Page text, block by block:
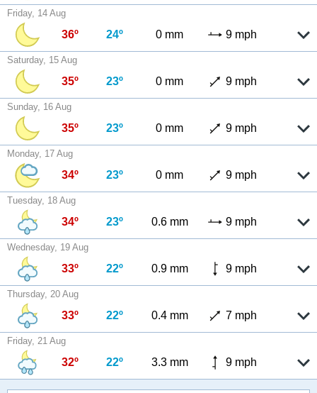
Friday, 14 Aug
36º 24º 0 mm 9 mph
Saturday, 15 Aug
35º 23º 0 mm 9 mph
Sunday, 16 Aug
35º 23º 0 mm 9 mph
Monday, 17 Aug
34º 23º 0 mm 9 mph
Tuesday, 18 Aug
34º 23º 0.6 mm 9 mph
Wednesday, 19 Aug
33º 22º 0.9 mm 9 mph
Thursday, 20 Aug
33º 22º 0.4 mm 7 mph
Friday, 21 Aug
32º 22º 3.3 mm 9 mph